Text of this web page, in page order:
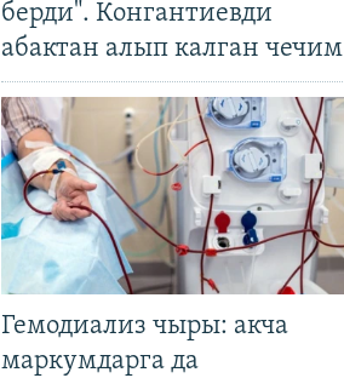
берди". Конгантиевди
абактан алып калган чечим
Гемодиализ чыры: акча
маркумдарга да